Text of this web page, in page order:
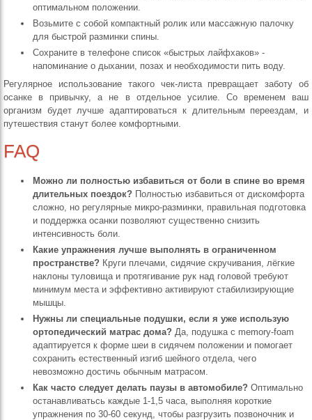
оптимальном положении.
Возьмите с собой компактный ролик или массажную палочку
для быстрой разминки спины.
Сохраните в телефоне список «быстрых лайфхаков» -
напоминание о дыхании, позах и необходимости пить воду.
Регулярное использование такого чек‑листа превращает заботу об
осанке в привычку, а не в отдельное усилие. Со временем ваш
организм будет лучше адаптироваться к длительным переездам, и
путешествия станут более комфортными.
FAQ
Можно ли полностью избавиться от боли в спине во время
длительных поездок? Полностью избавиться от дискомфорта
сложно, но регулярные микро‑разминки, правильная подготовка
и поддержка осанки позволяют существенно снизить
интенсивность боли.
Какие упражнения лучше выполнять в ограниченном
пространстве? Круги плечами, сидячие скручивания, лёгкие
наклоны туловища и протягивание рук над головой требуют
минимум места и эффективно активируют стабилизирующие
мышцы.
Нужны ли специальные подушки, если я уже использую
ортопедический матрас дома? Да, подушка с memory‑foam
адаптируется к форме шеи в сидячем положении и помогает
сохранить естественный изгиб шейного отдела, чего
невозможно достичь обычным матрасом.
Как часто следует делать паузы в автомобиле? Оптимально
останавливатьсь каждые 1‑1,5 часа, выполняя короткие
упражнения по 30‑60 секунд, чтобы разгрузить позвоночник и